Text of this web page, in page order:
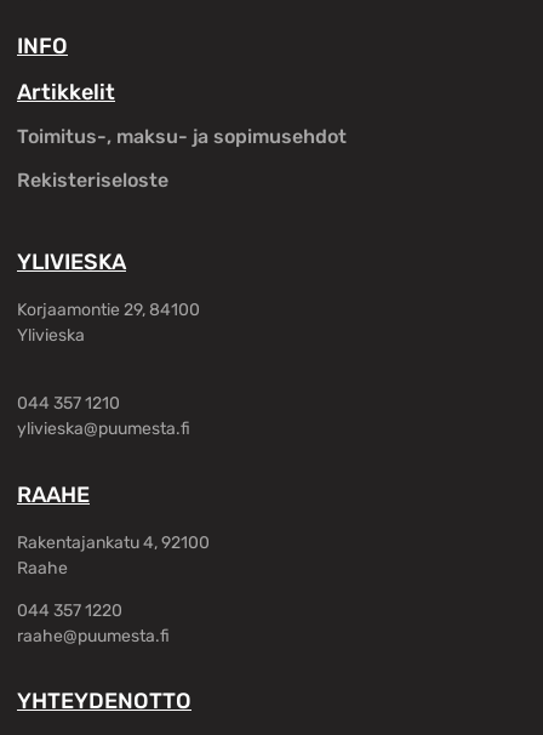
INFO
Artikkelit
Toimitus-, maksu- ja sopimusehdot
Rekisteriseloste
YLIVIESKA
Korjaamontie 29, 84100
Ylivieska
044 357 1210
ylivieska@puumesta.fi
RAAHE
Rakentajankatu 4, 92100
Raahe
044 357 1220
raahe@puumesta.fi
YHTEYDENOTTO